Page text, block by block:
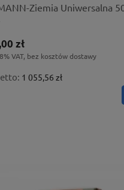
Ziemia Uniwersalna
zł
VAT, bez kosztów dostawy
1 055,56 zł